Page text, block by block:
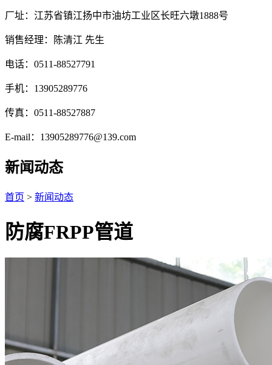
厂址：江苏省镇江扬中市油坊工业区长旺六墩1888号
销售经理：陈清江 先生
电话：0511-88527791
手机：13905289776
传真：0511-88527887
E-mail：13905289776@139.com
新闻动态
首页 > 新闻动态
防腐FRPP管道